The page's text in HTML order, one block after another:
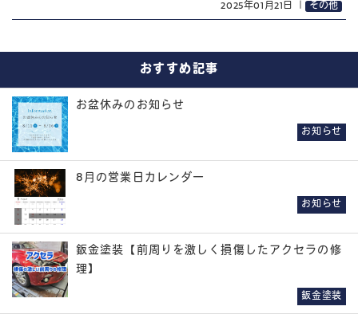
2025年01月21日 その他
おすすめ記事
お盆休みのお知らせ
お知らせ
8月の営業日カレンダー
お知らせ
鈑金塗装【前周りを激しく損傷したアクセラの修
理】
鈑金塗装